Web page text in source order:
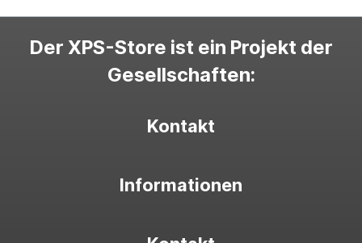
Der XPS-Store ist ein Projekt der
Gesellschaften:
Kontakt
Informationen